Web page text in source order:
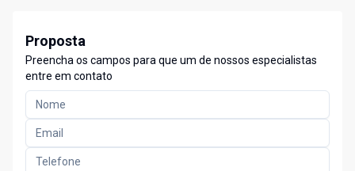
Proposta
Preencha os campos para que um de nossos especialistas
entre em contato